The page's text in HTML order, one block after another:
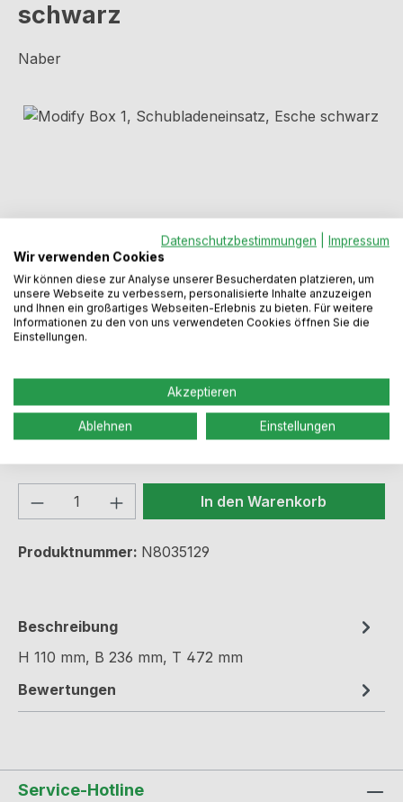
schwarz
Naber
Bildergalerie überspringen
Regulärer Preis:
104,99 €
Preise inkl. MwSt. zzgl. Versandkosten
Sofort verfügbar, Lieferzeit: 2-5 Werktage
Produkt Anzahl: Gib denIn den Warenkorb
Produktnummer: N8035129
Beschreibung
H 110 mm, B 236 mm, T 472 mm
Bewertungen
Service-Hotline
Datenschutzbestimmungen
Impressum
Wir verwenden Cookies
Wir können diese zur Analyse unserer Besucherdaten platzieren, um
unsere Webseite zu verbessern, personalisierte Inhalte anzuzeigen
und Ihnen ein großartiges Webseiten-Erlebnis zu bieten. Für weitere
Informationen zu den von uns verwendeten Cookies öffnen Sie die
Einstellungen.
Akzeptieren
Ablehnen Einstellungen